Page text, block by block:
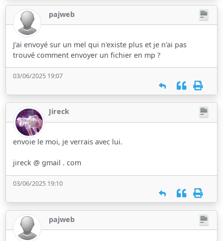
pajweb
J'ai envoyé sur un mel qui n'existe plus et je n'ai pas
trouvé comment envoyer un fichier en mp ?
03/06/2025 19:07
Jireck
envoie le moi, je verrais avec lui.
jireck @ gmail . com
03/06/2025 19:10
pajweb